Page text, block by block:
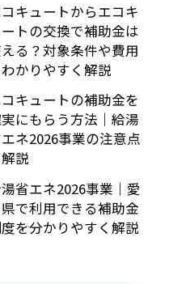
キュートからエコキ
トの交換で補助金は
る？対象条件や費用
かりやすく解説
キュートの補助金を
にもらう方法｜給湯
ネ2026事業の注意点
説
省エネ2026事業｜愛
で利用できる補助金
を分かりやすく解説